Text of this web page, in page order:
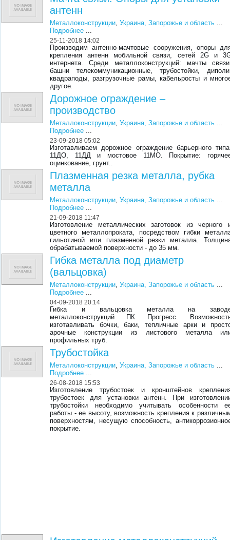
антенн
Металлоконструкции,Украина, Запорожье и область ...
Подробнее ...
25-11-2018 14:02
Производим антенно-мачтовые сооружения, опоры
крепления антенн мобильной связи, сетей 2G и
интернета. Среди металлоконструкций: мачты
башни телекоммуникационные, трубостойки,
квадраподы, разгрузочные рамы, кабельросты и
другое.
Дорожное ограждение –
производство
Металлоконструкции,Украина, Запорожье и область ...
Подробнее ...
23-09-2018 05:02
Изготавливаем дорожное ограждение барьерного
11ДО, 11ДД и мостовое 11МО. Покрытие:
оцинкование, грунт..
Плазменная резка металла, рубка
металла
Металлоконструкции,Украина, Запорожье и область ...
Подробнее ...
21-09-2018 11:47
Изготовление металлических заготовок из черного
цветного металлопроката, посредством гибки
гильотиной или плазменной резки металла.
обрабатываемой поверхности - до 35 мм.
Гибка металла под диаметр
(вальцовка)
Металлоконструкции,Украина, Запорожье и область ...
Подробнее ...
04-09-2018 20:14
Гибка и вальцовка металла на
металлоконструкций ПК Прогресс.
изготавливать бочки, баки, тепличные арки и
арочные конструкции из листового металла
профильных труб.
Трубостойка
Металлоконструкции,Украина, Запорожье и область ...
Подробнее ...
26-08-2018 15:53
Изготовление трубостоек и кронштейнов
трубостоек для установки антенн. При
трубостойки необходимо учитывать особенности
работы - ее высоту, возможность крепления к
поверхностям, несущую способность,
покрытие.